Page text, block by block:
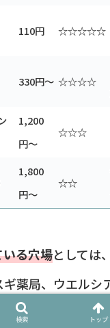
110円 ☆☆☆☆☆
330円〜 ☆☆☆☆
1,200
円〜
☆☆☆
1,800
円〜
☆☆
る穴場としては
ギ薬局、ウエルシ
検索 トップ